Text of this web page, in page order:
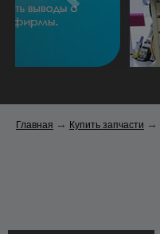
Главная → Купить запчасти →